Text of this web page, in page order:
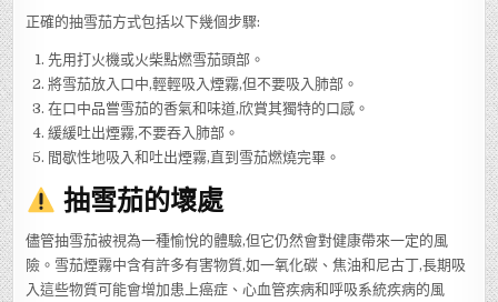
正確的抽雪茄方式包括以下幾個步驟:
先用打火機或火柴點燃雪茄頭部。
將雪茄放入口中,輕輕吸入煙霧,但不要吸入肺部。
在口中品嘗雪茄的香氣和味道,欣賞其獨特的口感。
緩緩吐出煙霧,不要吞入肺部。
間歇性地吸入和吐出煙霧,直到雪茄燃燒完畢。
抽雪茄的壞處
儘管抽雪茄被視為一種愉悅的體驗,但它仍然會對健康帶來一定的風
險。雪茄煙霧中含有許多有害物質,如一氧化碳、焦油和尼古丁,長期吸
入這些物質可能會增加患上癌症、心血管疾病和呼吸系統疾病的風